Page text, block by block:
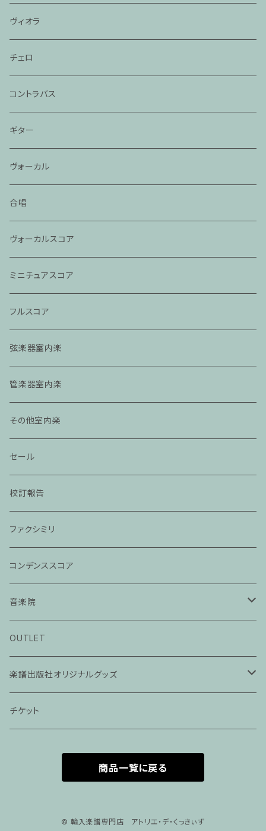
ヴィオラ
チェロ
コントラバス
ギター
ヴォーカル
合唱
ヴォーカルスコア
ミニチュアスコア
フルスコア
弦楽器室内楽
管楽器室内楽
その他室内楽
セール
校訂報告
ファクシミリ
コンデンススコア
音楽院
ピアノ科３０分レッスン
ピアノ科４５分レッスン
家族割プラン
家族割適用プラン2
声楽ピアノ４５分レッスン
ヴァイオリンピアノ６０分レッスン
OUTLET
楽譜出版社オリジナルグッズ
アパレル
チケット
商品一覧に戻る
© 輸入楽譜専門店 アトリエ・デ・くっきぃず